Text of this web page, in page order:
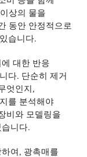
상의 물을
동안 안정적으로
습니다.
대한 반응
다. 단순히 제거
엇인지 ,
를 분석해야
비와 모델링을
니다.
여 , 광촉매를